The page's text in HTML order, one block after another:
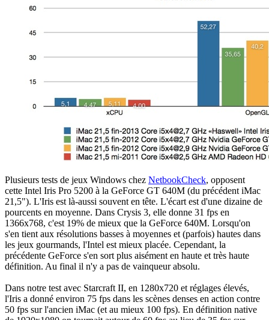
Plusieurs tests de jeux Windows chez NetbookCheck, opposent
cette Intel Iris Pro 5200 à la GeForce GT 640M (du précédent iMac
21,5"). L'Iris est là-aussi souvent en tête. L'écart est d'une dizaine de
pourcents en moyenne. Dans Crysis 3, elle donne 31 fps en
1366x768, c'est 19% de mieux que la GeForce 640M. Lorsqu'on
s'en tient aux résolutions basses à moyennes et (parfois) hautes dans
les jeux gourmands, l'Intel est mieux placée. Cependant, la
précédente GeForce s'en sort plus aisément en haute et très haute
définition. Au final il n'y a pas de vainqueur absolu.
Dans notre test avec Starcraft II, en 1280x720 et réglages élevés,
l'Iris a donné environ 75 fps dans les scènes denses en action contre
50 fps sur l'ancien iMac (et au mieux 100 fps). En définition native